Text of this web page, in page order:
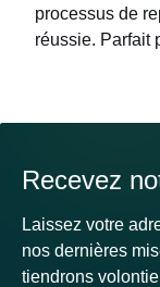
processus de
réussie. Parfait
Recevez
Laissez votre
nos dernières
tiendrons